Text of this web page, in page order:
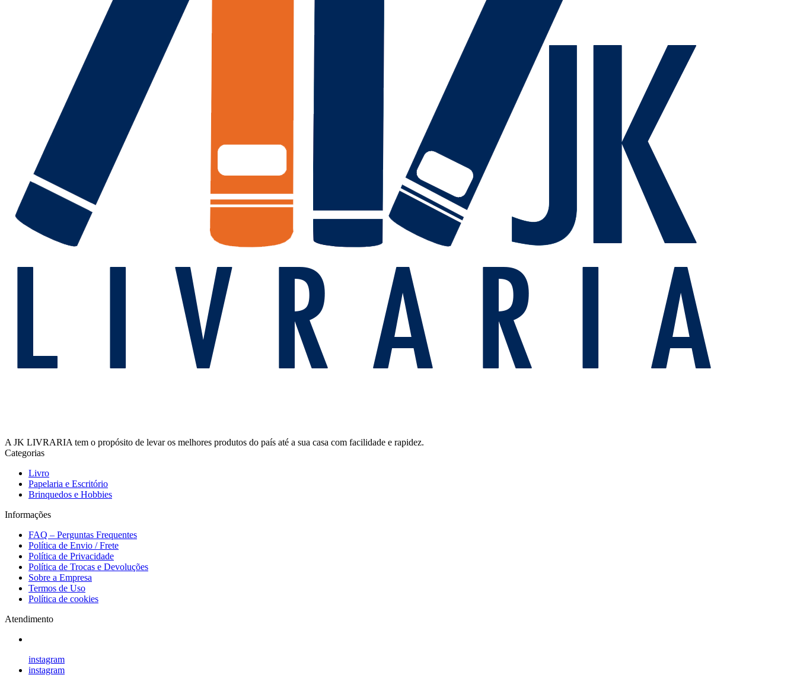
A JK LIVRARIA tem o propósito de levar os melhores produtos do país até a sua casa com facilidade e rapidez.
Categorias
Livro
Papelaria e Escritório
Brinquedos e Hobbies
Informações
FAQ – Perguntas Frequentes
Política de Envio / Frete
Política de Privacidade
Política de Trocas e Devoluções
Sobre a Empresa
Termos de Uso
Política de cookies
Atendimento
instagram
instagram